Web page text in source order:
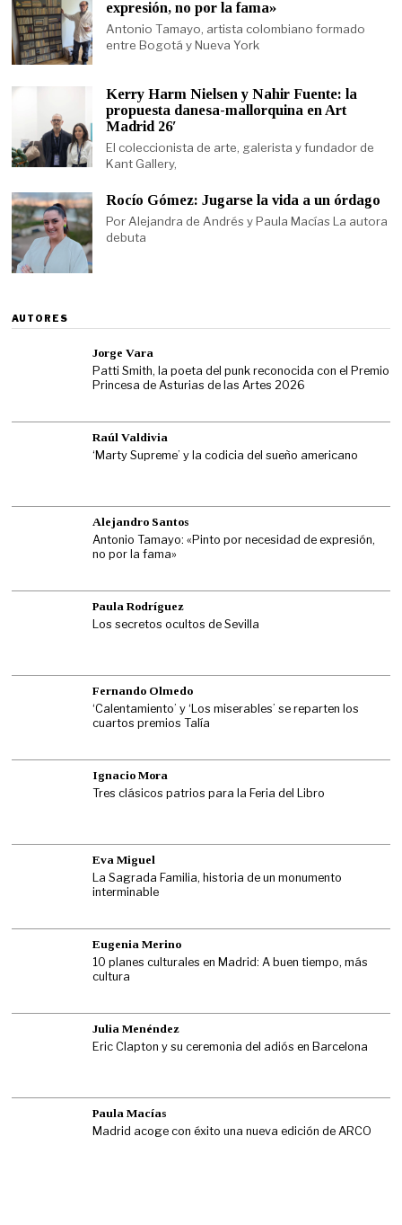
expresión, no por la fama»
Antonio Tamayo, artista colombiano formado
entre Bogotá y Nueva York
Kerry Harm Nielsen y Nahir Fuente: la
propuesta danesa-mallorquina en Art
Madrid 26′
El coleccionista de arte, galerista y fundador de
Kant Gallery,
Rocío Gómez: Jugarse la vida a un órdago
Por Alejandra de Andrés y Paula Macías La autora
debuta
AUTORES
Jorge Vara
Patti Smith, la poeta del punk reconocida con el Premio
Princesa de Asturias de las Artes 2026
Raúl Valdivia
‘Marty Supreme’ y la codicia del sueño americano
Alejandro Santos
Antonio Tamayo: «Pinto por necesidad de expresión,
no por la fama»
Paula Rodríguez
Los secretos ocultos de Sevilla
Fernando Olmedo
‘Calentamiento’ y ‘Los miserables’ se reparten los
cuartos premios Talía
Ignacio Mora
Tres clásicos patrios para la Feria del Libro
Eva Miguel
La Sagrada Familia, historia de un monumento
interminable
Eugenia Merino
10 planes culturales en Madrid: A buen tiempo, más
cultura
Julia Menéndez
Eric Clapton y su ceremonia del adiós en Barcelona
Paula Macías
Madrid acoge con éxito una nueva edición de ARCO